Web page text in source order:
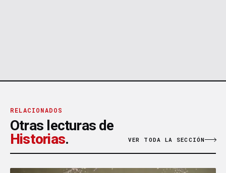
RELACIONADOS
Otras lecturas de
Historias. VER TODA LA SECCIÓN